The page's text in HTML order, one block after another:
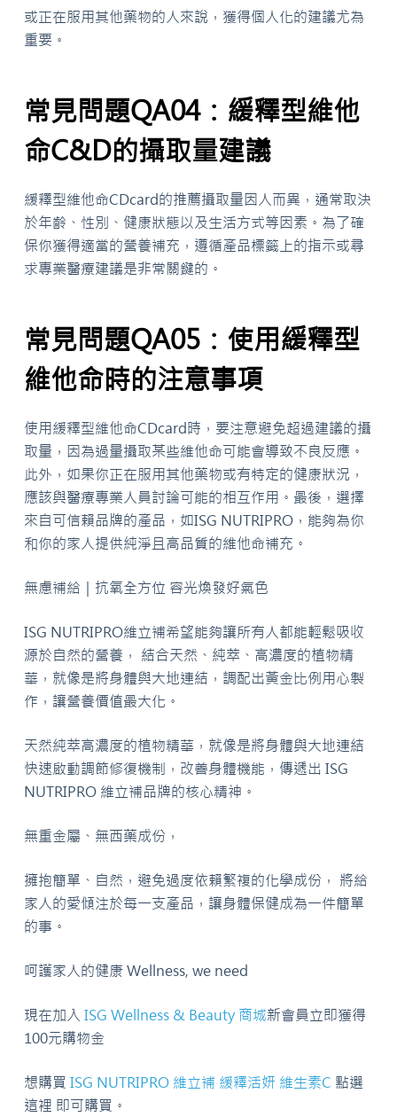
或正在服用其他藥物的人來說，獲得個人化的建議尤為
重要。
常見問題QA04：緩釋型維他
命C&D的攝取量建議
緩釋型維他命CDcard的推薦攝取量因人而異，通常取決
於年齡、性別、健康狀態以及生活方式等因素。為了確
保你獲得適當的營養補充，遵循產品標籤上的指示或尋
求專業醫療建議是非常關鍵的。
常見問題QA05：使用緩釋型
維他命時的注意事項
使用緩釋型維他命CDcard時，要注意避免超過建議的攝
取量，因為過量攝取某些維他命可能會導致不良反應。
此外，如果你正在服用其他藥物或有特定的健康狀況，
應該與醫療專業人員討論可能的相互作用。最後，選擇
來自可信賴品牌的產品，如ISG NUTRIPRO，能夠為你
和你的家人提供純淨且高品質的維他命補充。
無慮補給｜抗氧全方位 容光煥發好氣色
ISG NUTRIPRO維立補希望能夠讓所有人都能輕鬆吸收
源於自然的營養， 結合天然、純萃、高濃度的植物精
華，就像是將身體與大地連結，調配出黃金比例用心製
作，讓營養價值最大化。
天然純萃高濃度的植物精華，就像是將身體與大地連結
快速啟動調節修復機制，改善身體機能，傳遞出 ISG
NUTRIPRO 維立補品牌的核心精神。
無重金屬、無西藥成份，
擁抱簡單、自然，避免過度依賴繁複的化學成份， 將給
家人的愛傾注於每一支產品，讓身體保健成為一件簡單
的事。
呵護家人的健康 Wellness, we need
現在加入 ISG Wellness & Beauty 商城新會員立即獲得
100元購物金
想購買 ISG NUTRIPRO 維立補 緩釋活妍 維生素C 點選
這裡 即可購買。